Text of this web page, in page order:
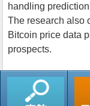
handling
The research also
Bitcoin price data
prospects.